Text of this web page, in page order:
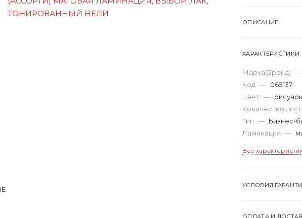
ОПИСАНИЕ
ХАРАКТЕРИСТИКИ
Марка(Бренд) —
Код — 069137
Цвет — рисунок
Количество
Тип — Бизнес-
Ламинация —
Все
УСЛОВИЯ
ОПЛАТА И